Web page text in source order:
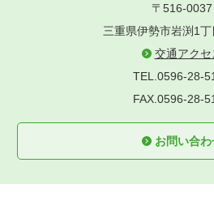
〒516-
三重県伊勢市岩渕1
交通アクセ
TEL.0596-28-
FAX.0596-28-
お問い合わ